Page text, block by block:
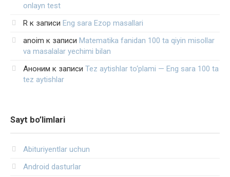
onlayn test
R к записи Eng sara Ezop masallari
anoim к записи Matematika fanidan 100 ta qiyin misollar
va masalalar yechimi bilan
Аноним к записи Tez aytishlar to‘plami — Eng sara 100 ta
tez aytishlar
Sayt bo’limlari
Abituriyentlar uchun
Android dasturlar